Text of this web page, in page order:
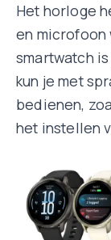
Het horloge
en microfoon
smartwatch
kun je met
bedienen,
het instellen